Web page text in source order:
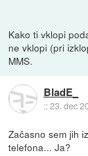
Kako ti vklopi
ne vklopi (pri
MMS.
BladE_
::23. dec
Začasno sem jih
telefona... Ja?